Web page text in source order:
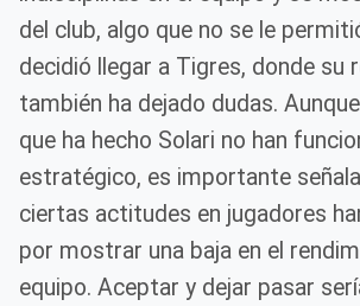
del club, algo que no se le
decidió llegar a Tigres, donde su
también ha dejado dudas.
que ha hecho Solari no han
estratégico, es importante
ciertas actitudes en jugadores
por mostrar una baja en el
equipo. Aceptar y dejar pasar